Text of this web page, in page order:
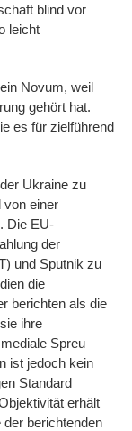
blind vor
leicht
Novum, weil
gehört hat.
es für zielführend
Ukraine zu
von einer
Die EU-
der
und Sputnik zu
die
berichten als die
ihre
Spreu
ist jedoch kein
Standard
erhält
berichtenden